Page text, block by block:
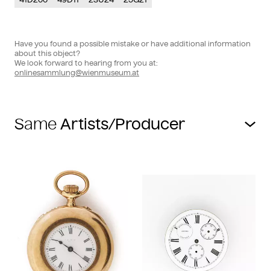
Have you found a possible mistake or have additional information
about this object?
We look forward to hearing from you at:
onlinesammlung@wienmuseum.at
Same